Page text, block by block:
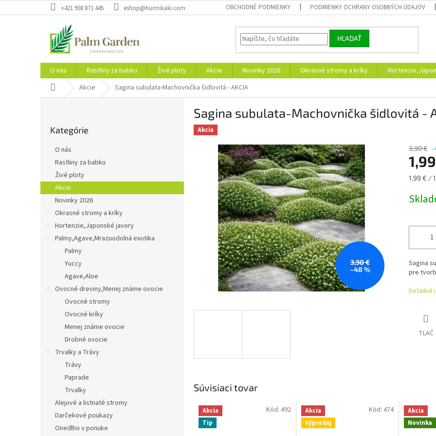
na
+421 908 871 445 eshop@hurmikaki.com OBCHODNÉ PODMIENKY PODMIENKY OCHRANY OSOBNÝCH ÚDAJOV
HĽADAŤ
O nás Rastliny za babku Živé ploty Akcie Novinky 2026 Okrasné stromy a kríky
DomovAkcie Sagina subulata-Machovnička šidlovitá - AKCIA
kategórie
Kategórie
O nás
Rastliny za babku
Živé ploty
Akcie
Novinky 2026
Okrasné stromy a kríky
Hortenzie,Japonské javory
Palmy,Agave,Mrazuodolná exotika
Palmy
Yuccy
Agave,Aloe
Ovocné dreviny,Menej známe ovocie
Ovocné stromy
Ovocné kríky
Menej známe ovocie
Drobné ovocie
Trvalky a Trávy
Trávy
Paprade
Trvalky
Alejové a listnaté stromy
Darčekové poukazy
Onedlho v ponuke
Sagina subulata-Machovnička šidlovitá -
Akcia
3,90 €
–48 %
3,90 €
1,99 € /
Sagina
pre
Detailné
TLAČ
Súvisiaci tovar
Akcia
Tip
Kód: 492
Akcia
Výpredaj
Kód: 474
Akcia
Novinka